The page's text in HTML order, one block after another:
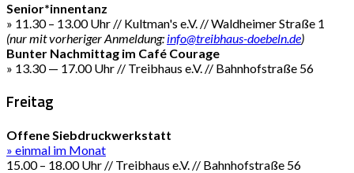
Senior*innentanz
» 11.30 – 13.00 Uhr // Kultman's e.V. // Waldheimer Straße 1
(nur mit vorheriger Anmeldung: info@treibhaus-doebeln.de)
Bunter Nachmittag im Café Courage
» 13.30 — 17.00 Uhr // Treibhaus e.V. // Bahnhofstraße 56
Freitag
Offene Siebdruckwerkstatt
» einmal im Monat
15.00 – 18.00 Uhr // Treibhaus e.V. // Bahnhofstraße 56